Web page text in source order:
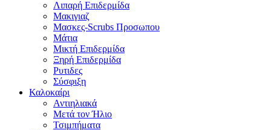
Λιπαρή Επιδερμίδα
Μακιγιαζ
Μασκες-Scrubs Προσωπου
Μάτια
Μικτή Επιδερμίδα
Ξηρή Επιδερμίδα
Ρυτιδες
Σύσφιξη
Καλοκαίρι
Αντιηλιακά
Μετά τον Ήλιο
Τσιμπήματα